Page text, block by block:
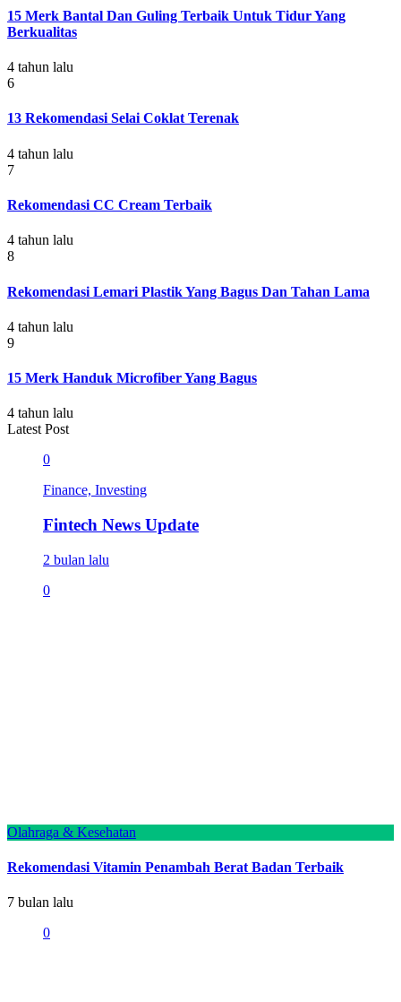
15 Merk Bantal Dan Guling Terbaik Untuk Tidur Yang
Berkualitas
4 tahun lalu
6
13 Rekomendasi Selai Coklat Terenak
4 tahun lalu
7
Rekomendasi CC Cream Terbaik
4 tahun lalu
8
Rekomendasi Lemari Plastik Yang Bagus Dan Tahan Lama
4 tahun lalu
9
15 Merk Handuk Microfiber Yang Bagus
4 tahun lalu
Latest Post
0
Finance, Investing
Fintech News Update
2 bulan lalu
0
Olahraga & Kesehatan
Rekomendasi Vitamin Penambah Berat Badan Terbaik
7 bulan lalu
0